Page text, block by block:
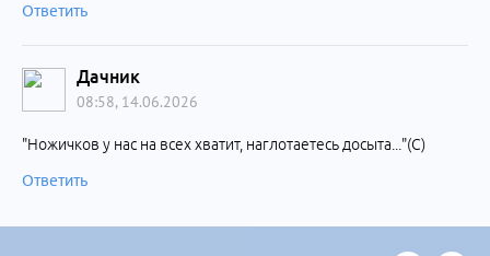
Ответить
Дачник
08:58, 14.06.2026
"Ножичков у нас на всех хватит, наглотаетесь досыта..."(С)
Ответить